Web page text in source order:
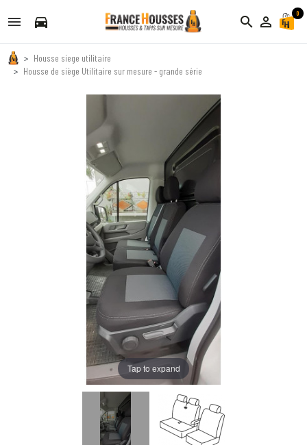
directions_car search person_outline
0
Housse siege utilitaire
Housse de siège Utilitaire sur mesure - grande série
Tap to expand